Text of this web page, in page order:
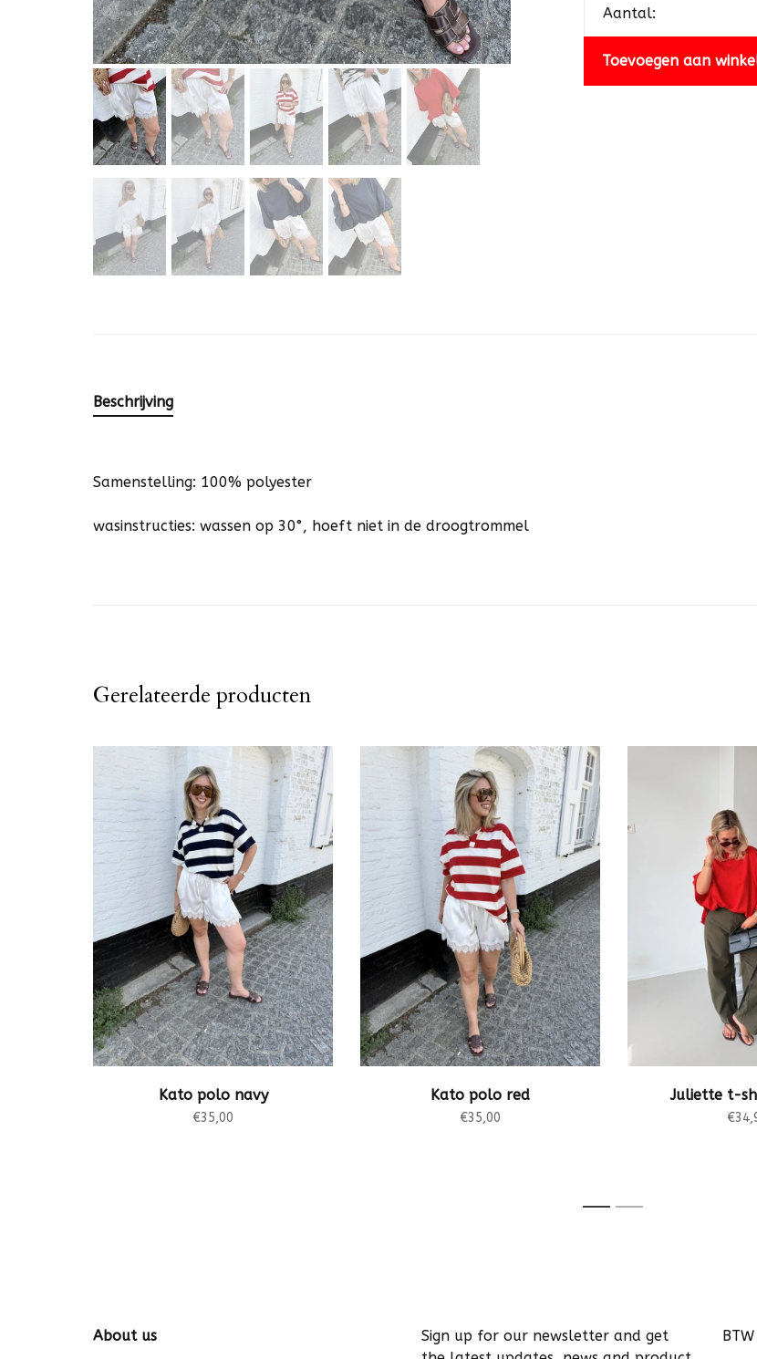
Aantal:
Toevoegen aan
Beschrijving
Samenstelling: 100% polyester
wasinstructies: wassen op 30°, hoeft niet in de droogtrommel
Gerelateerde producten
Kato polo navy
€35,00
Kato polo red
€35,00
Juliette t-
1 2
About us
Sign up for our newsletter and get